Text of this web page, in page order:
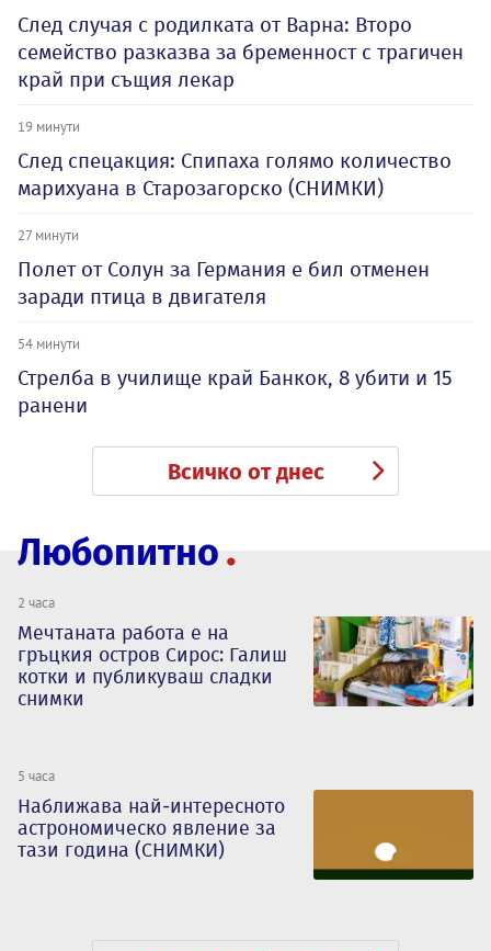
След случая с родилката от Варна: Второ
семейство разказва за бременност с трагичен
край при същия лекар
19 минути
След спецакция: Спипаха голямо количество
марихуана в Старозагорско (СНИМКИ)
27 минути
Полет от Солун за Германия е бил отменен
заради птица в двигателя
54 минути
Стрелба в училище край Банкок, 8 убити и 15
ранени
Всичко от днес
Любопитно
2 часа
Мечтаната работа е на
гръцкия остров Сирос: Галиш
котки и публикуваш сладки
снимки
5 часа
Наближава най-интересното
астрономическо явление за
тази година (СНИМКИ)